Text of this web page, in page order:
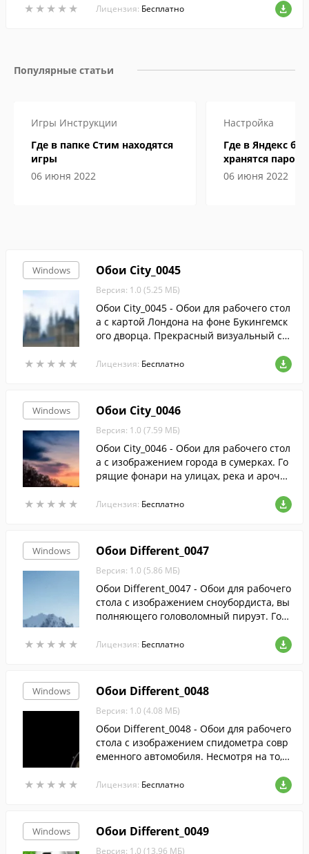
★ ★ ★ ★ ★
★ ★ ★ ★ ★
я: «надежно, как в банке».
Лицензия: Бесплатно
Популярные статьи
Игры Инструкции
Где в папке Стим находятся
игры
06 июня 2022
Настройка
Где в Яндекс
хранятся пароли
06 июня 2022
Windows
★ ★ ★ ★ ★
★ ★ ★ ★ ★
Обои City_0045
Версия: 1.0 (5.25 МБ)
Обои City_0045 - Обои для рабочего стол
а с картой Лондона на фоне Букингемск
ого дворца. Прекрасный визуальный ст
о хочет там побывать. Обои постоянно б
удут подстегивать человека, сидящего з
й эффективностью.
Лицензия: Бесплатно
Windows
★ ★ ★ ★ ★
★ ★ ★ ★ ★
Обои City_0046
Версия: 1.0 (7.59 МБ)
Обои City_0046 - Обои для рабочего стол
а с изображением города в сумерках. Го
рящие фонари на улицах, река и арочн
обы увидеть это своими глазами.
Лицензия: Бесплатно
Windows
★ ★ ★ ★ ★
★ ★ ★ ★ ★
Обои Different_0047
Версия: 1.0 (5.86 МБ)
Обои Different_0047 - Обои для рабочего
стола с изображением сноубордиста, вы
полняющего головоломный пируэт. Гор
афия как бы свидетельствует, что для на
стойчивых и мужественных людей нет н
Лицензия: Бесплатно
Windows
★ ★ ★ ★ ★
★ ★ ★ ★ ★
Обои Different_0048
Версия: 1.0 (4.08 МБ)
Обои Different_0048 - Обои для рабочего
стола с изображением спидометра совр
еменного автомобиля. Несмотря на то, ч
азывает на 0, видно, что мощность авто
позволяет ему сорваться с места практи
Лицензия: Бесплатно
Windows Обои Different_0049
Версия: 1.0 (13.96 МБ)